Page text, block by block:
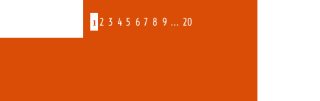
1 2 3 4 5 6 7 8 9 … 20